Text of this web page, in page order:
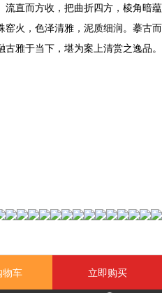
流直而方收，把曲折四方，棱角暗蕴
火，色泽清雅，泥质细润。摹古而
雅于当下，堪为案上清赏之逸品。
立即购买
物车